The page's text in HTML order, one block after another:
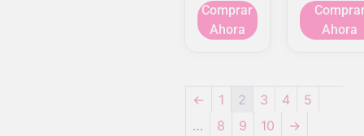
Comprar
Ahora
Ahora
← 1 2 3 4
5
…
8 9 10 →